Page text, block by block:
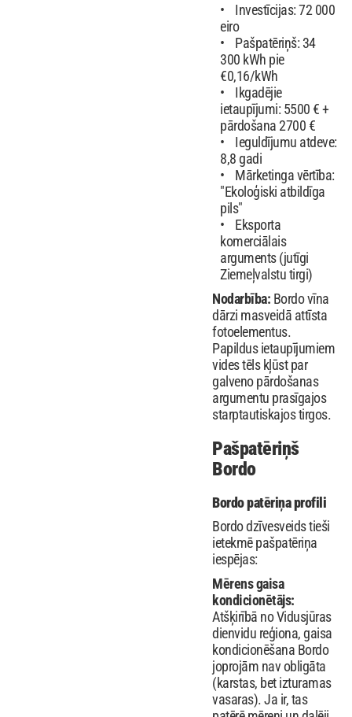
Investīcijas: 72 000
eiro
Pašpatēriņš: 34
300 kWh pie
€0,16/kWh
Ikgadējie
ietaupījumi: 5500 € +
pārdošana 2700 €
Ieguldījumu atdeve:
8,8 gadi
Mārketinga vērtība:
"Ekoloģiski atbildīga
pils"
Eksporta
komerciālais
arguments (jutīgi
Ziemeļvalstu tirgi)
Nodarbība: Bordo vīna
dārzi masveidā attīsta
fotoelementus.
Papildus ietaupījumiem
vides tēls kļūst par
galveno pārdošanas
argumentu prasīgajos
starptautiskajos tirgos.
Pašpatēriņš
Bordo
Bordo patēriņa profili
Bordo dzīvesveids tieši
ietekmē pašpatēriņa
iespējas:
Mērens gaisa
kondicionētājs:
Atšķirībā no Vidusjūras
dienvidu reģiona, gaisa
kondicionēšana Bordo
joprojām nav obligāta
(karstas, bet izturamas
vasaras). Ja ir, tas